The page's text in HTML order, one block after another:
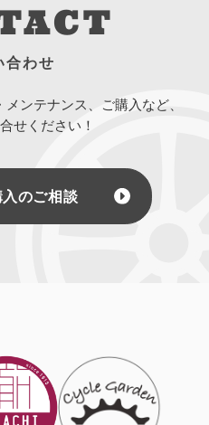
合わせ
ンテナンス、ご購入など、
せください！
のご相談